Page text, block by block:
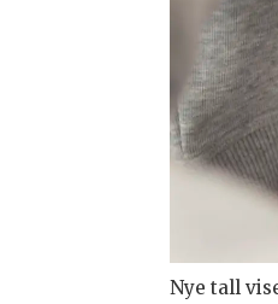
Nye tall